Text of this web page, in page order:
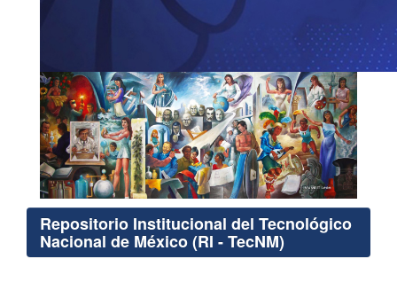
Repositorio Institucional del Tecnológico
Nacional de México (RI - TecNM)